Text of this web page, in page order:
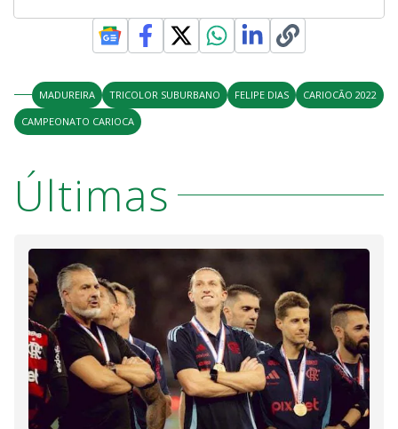
MADUREIRA TRICOLOR SUBURBANO FELIPE DIAS
CARIOCÃO 2022
CAMPEONATO CARIOCA
Últimas